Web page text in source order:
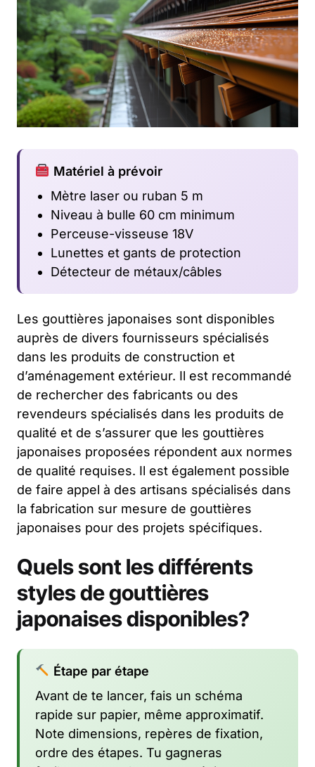
Matériel à prévoir
Mètre laser ou ruban 5 m
Niveau à bulle 60 cm minimum
Perceuse-visseuse 18V
Lunettes et gants de protection
Détecteur de métaux/câbles
Les gouttières japonaises sont disponibles
auprès de divers fournisseurs spécialisés
dans les produits de construction et
d’aménagement extérieur. Il est recommandé
de rechercher des fabricants ou des
revendeurs spécialisés dans les produits de
qualité et de s’assurer que les gouttières
japonaises proposées répondent aux normes
de qualité requises. Il est également possible
de faire appel à des artisans spécialisés dans
la fabrication sur mesure de gouttières
japonaises pour des projets spécifiques.
Quels sont les différents
styles de gouttières
japonaises disponibles?
Étape par étape
Avant de te lancer, fais un schéma
rapide sur papier, même approximatif.
Note dimensions, repères de fixation,
ordre des étapes. Tu gagneras